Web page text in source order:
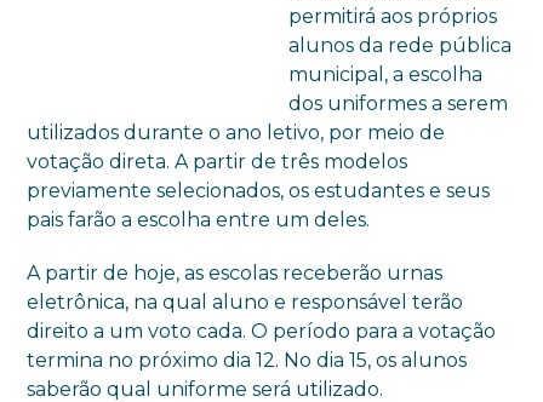
permitirá aos próprios
alunos da rede pública
municipal, a escolha
dos uniformes a serem
utilizados durante o ano letivo, por meio de
votação direta. A partir de três modelos
previamente selecionados, os estudantes e seus
pais farão a escolha entre um deles.
A partir de hoje, as escolas receberão urnas
eletrônica, na qual aluno e responsável terão
direito a um voto cada. O período para a votação
termina no próximo dia 12. No dia 15, os alunos
saberão qual uniforme será utilizado.